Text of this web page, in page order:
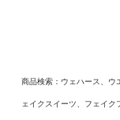
商品検索：ウェハース、ウ
ェイクスイーツ、フェイク